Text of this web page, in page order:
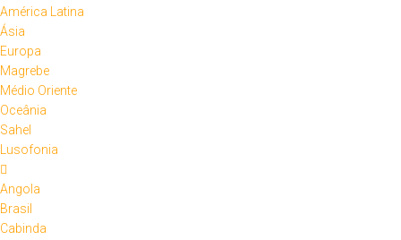
América Latina
Ásia
Europa
Magrebe
Médio Oriente
Oceânia
Sahel
Lusofonia
Angola
Brasil
Cabinda